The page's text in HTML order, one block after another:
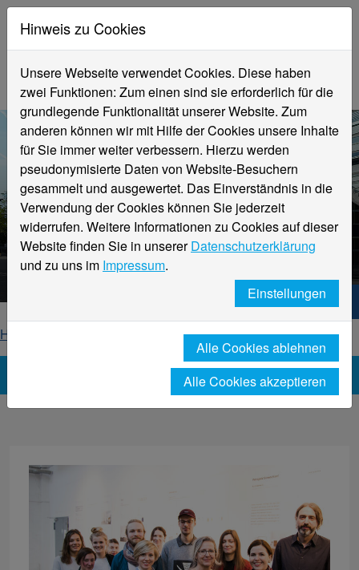
Aktuelle Meldungen
Hochschule Niederrhein
Hochschule Niederrhein. Dein Weg.
Home
News-Detailseite
Hinweis zu Cookies
Unsere Webseite verwendet Cookies. Diese haben
zwei Funktionen: Zum einen sind sie erforderlich für die
grundlegende Funktionalität unserer Website. Zum
anderen können wir mit Hilfe der Cookies unsere Inhalte
für Sie immer weiter verbessern. Hierzu werden
pseudonymisierte Daten von Website-Besuchern
gesammelt und ausgewertet. Das Einverständnis in die
Verwendung der Cookies können Sie jederzeit
widerrufen. Weitere Informationen zu Cookies auf dieser
Website finden Sie in unsererDatenschutzerklärung
und zu uns im Impressum.
Einstellungen
Alle Cookies ablehnen
Alle Cookies akzeptieren